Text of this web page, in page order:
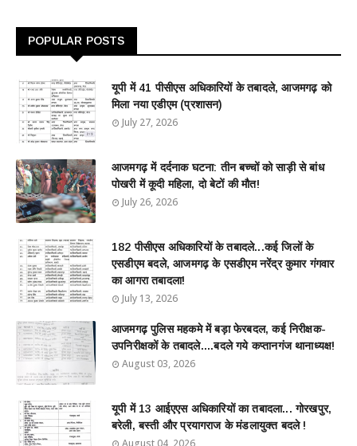
POPULAR POSTS
यूपी में 41 पीसीएस अधिकारियों के तबादले, आजमगढ़ को
मिला नया एडीएम (प्रशासन)
July 27, 2026
आजमगढ़ में दर्दनाक घटना: तीन बच्चों को साड़ी से बांध
पोखरी में कूदी महिला, दो बेटों की मौत!
July 26, 2026
182 पीसीएस अधिकारियों के तबादले...कई जिलों के
एसडीएम बदले, आजमगढ़ के एसडीएम नरेंद्र कुमार गंगवार
का आगरा तबादला!
July 13, 2026
आजमगढ़ पुलिस महकमे में बड़ा फेरबदल, कई निरीक्षक-
उपनिरीक्षकों के तबादले....बदले गये कप्तानगंज थानाध्यक्ष!
August 03, 2026
यूपी में 13 आईएएस अधिकारियों का तबादला... गोरखपुर,
बरेली, बस्ती और प्रयागराज के मंडलायुक्त बदले !
August 04, 2026